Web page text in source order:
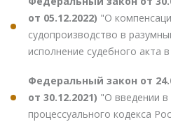
от 05.12.2022) "О
судопроизводство в
исполнение судебного акта
Федеральный закон от
от 30.12.2021) "О введении
процессуального кодекса